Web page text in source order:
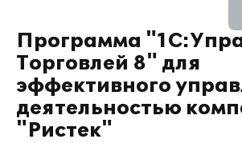
Программа
Торговлей 8" для
эффективного
деятельностью
"Ристек"